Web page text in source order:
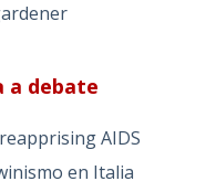
a debate
AIDS
en Italia